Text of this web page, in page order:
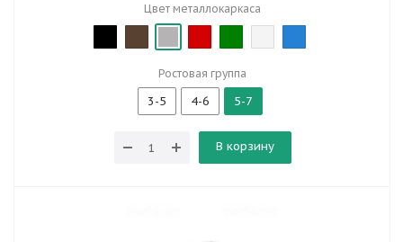
Цвет металлокаркаса
Ростовая группа
3-5 4-6 5-7
В корзину